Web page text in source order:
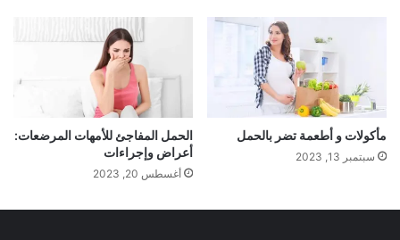
مأكولات و أطعمة تضر بالحمل
سبتمبر 13, 2023
الحمل المفاجئ للأمهات المرضعات:
أعراض وإجراءات
أغسطس 20, 2023